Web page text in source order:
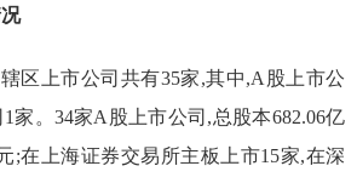
区上市公司共有35家,其中,A股上市公
家。34家A股上市公司,总股本682.06亿
;在上海证券交易所主板上市15家,在深